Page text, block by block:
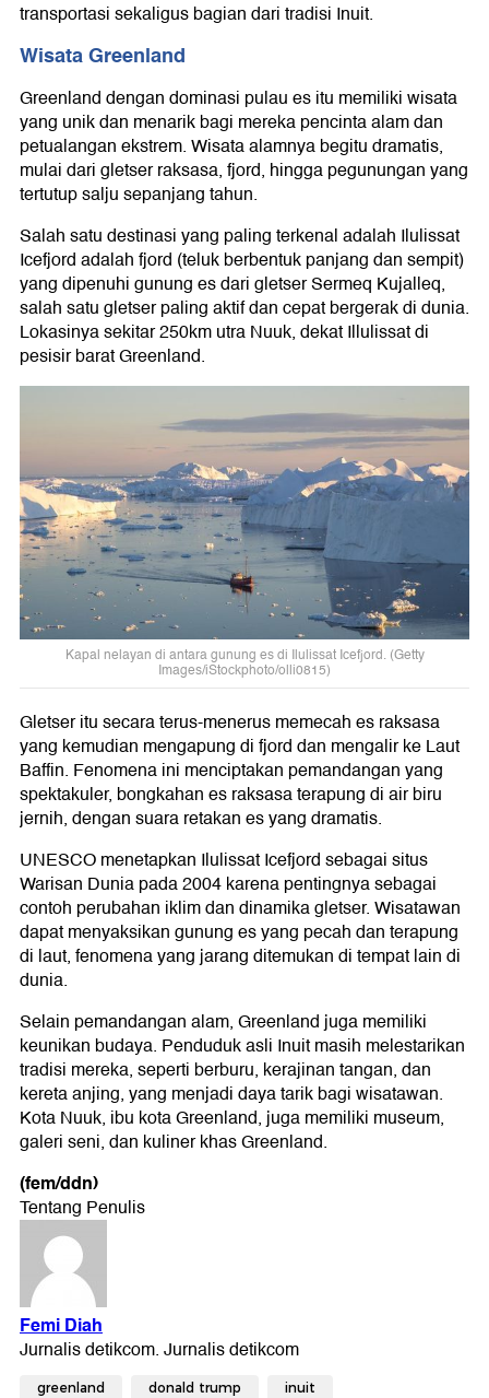
transportasi sekaligus bagian dari tradisi Inuit.
Wisata Greenland
Greenland dengan dominasi pulau es itu memiliki wisata
yang unik dan menarik bagi mereka pencinta alam dan
petualangan ekstrem. Wisata alamnya begitu dramatis,
mulai dari gletser raksasa, fjord, hingga pegunungan yang
tertutup salju sepanjang tahun.
Salah satu destinasi yang paling terkenal adalah Ilulissat
Icefjord adalah fjord (teluk berbentuk panjang dan sempit)
yang dipenuhi gunung es dari gletser Sermeq Kujalleq,
salah satu gletser paling aktif dan cepat bergerak di dunia.
Lokasinya sekitar 250km utra Nuuk, dekat Illulissat di
pesisir barat Greenland.
Kapal nelayan di antara gunung es di Ilulissat Icefjord. (Getty
Images/iStockphoto/olli0815)
Gletser itu secara terus-menerus memecah es raksasa
yang kemudian mengapung di fjord dan mengalir ke Laut
Baffin. Fenomena ini menciptakan pemandangan yang
spektakuler, bongkahan es raksasa terapung di air biru
jernih, dengan suara retakan es yang dramatis.
UNESCO menetapkan Ilulissat Icefjord sebagai situs
Warisan Dunia pada 2004 karena pentingnya sebagai
contoh perubahan iklim dan dinamika gletser. Wisatawan
dapat menyaksikan gunung es yang pecah dan terapung
di laut, fenomena yang jarang ditemukan di tempat lain di
dunia.
Selain pemandangan alam, Greenland juga memiliki
keunikan budaya. Penduduk asli Inuit masih melestarikan
tradisi mereka, seperti berburu, kerajinan tangan, dan
kereta anjing, yang menjadi daya tarik bagi wisatawan.
Kota Nuuk, ibu kota Greenland, juga memiliki museum,
galeri seni, dan kuliner khas Greenland.
(fem/ddn)
greenland donald trump inuit